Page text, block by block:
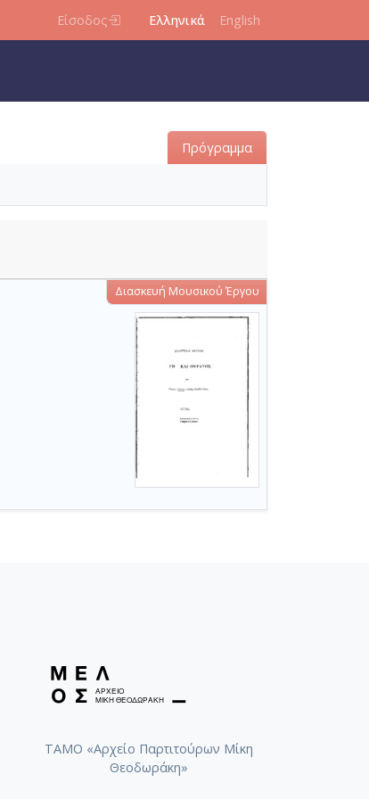
Είσοδος Ελληνικά English
Πρόγραμμα
Διασκευή Μουσικού Έργου
ΤΑΜΟ «Αρχείο Παρτιτούρων Μίκη
Θεοδωράκη»